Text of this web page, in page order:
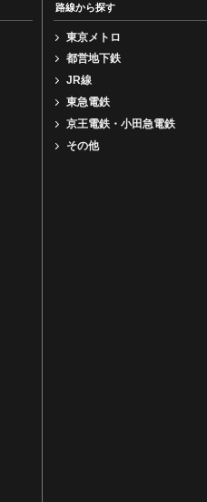
路線から探す
東京メトロ
都営地下鉄
JR線
東急電鉄
京王電鉄・小田急電鉄
その他